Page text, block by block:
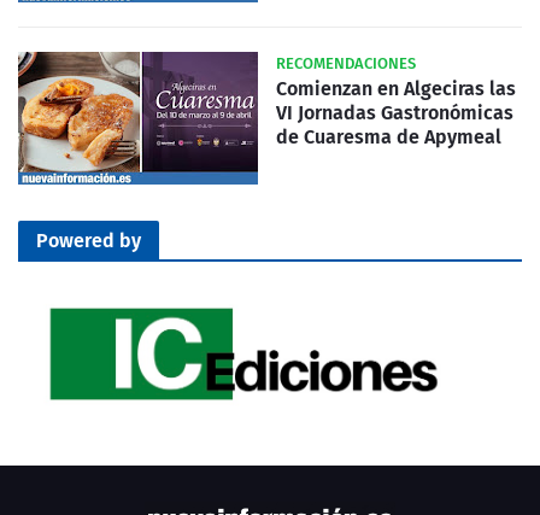
RECOMENDACIONES
Comienzan en Algeciras las
VI Jornadas Gastronómicas
de Cuaresma de Apymeal
Powered by